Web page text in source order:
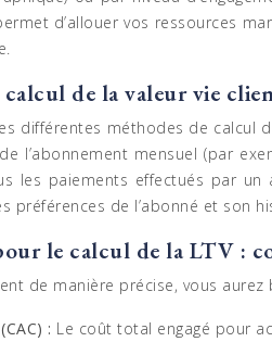
d’allouer vos ressources
de la valeur vie
différentes méthodes de calcul
l’abonnement mensuel (par
les paiements effectués par
préférences de l’abonné et son
le calcul de la LTV :
de manière précise, vous
: Le coût total engagé pour